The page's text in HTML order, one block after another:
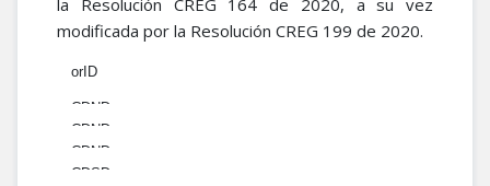
la Resolución CREG 164 de 2020, a su vez
modificada por la Resolución CREG 199 de 2020.
orID
conceptoID
CDND
CDND
CDND
CDSD